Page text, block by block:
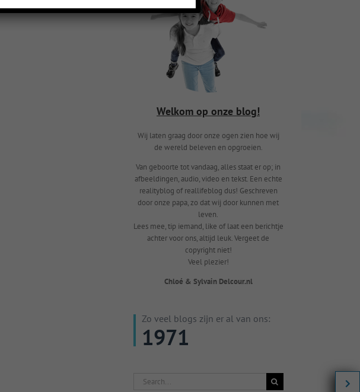
Welkom op onze blog!
Wij laten graag door onze ogen zien hoe wij
de wereld beleven en opgroeien.
Van geboorte tot vandaag, alles staat er op; in
afbeeldingen, audio, video en tekst. Een echte
realityblog of reallifeblog dus! Geschreven
door onze papa, zo dat wij door kunnen met
leven.
Lees mee, tip iemand, like of laat een berichtje
achter voor ons, altijd leuk. Vergeet de
copyright niet!
Veel plezier!
Chloé & Sylvain Delcour.nl
Zo veel blogs zijn er al van ons:
1971
Search